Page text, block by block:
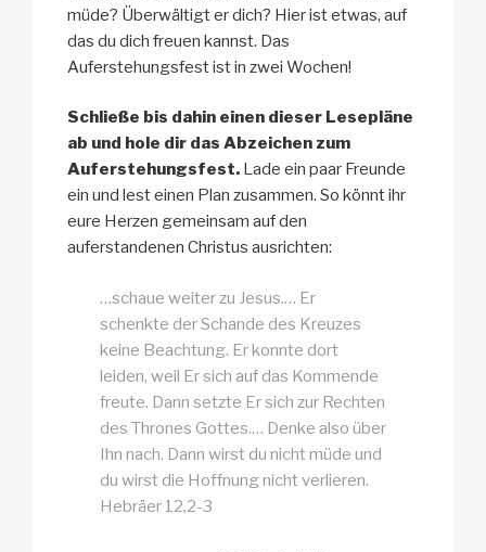
müde? Überwältigt er dich? Hier ist etwas, auf
das du dich freuen kannst. Das
Auferstehungsfest ist in zwei Wochen!
Schließe bis dahin einen dieser Lesepläne
ab und hole dir das Abzeichen zum
Auferstehungsfest. Lade ein paar Freunde
ein und lest einen Plan zusammen. So könnt ihr
eure Herzen gemeinsam auf den
auferstandenen Christus ausrichten:
…schaue weiter zu Jesus.… Er
schenkte der Schande des Kreuzes
keine Beachtung. Er konnte dort
leiden, weil Er sich auf das Kommende
freute. Dann setzte Er sich zur Rechten
des Thrones Gottes.… Denke also über
Ihn nach. Dann wirst du nicht müde und
du wirst die Hoffnung nicht verlieren.
Hebräer 12,2-3